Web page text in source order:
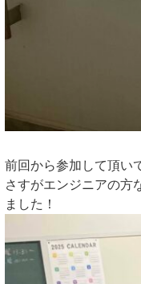
前回から参加して頂い
さすがエンジニアの方
ました！